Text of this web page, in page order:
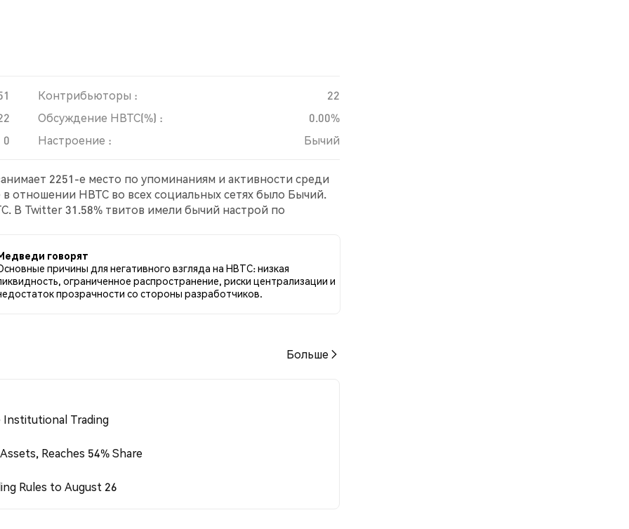
Контрибьюторы :
22
Обсуждение HBTC(%) :
0.00%
0 Настроение : Бычий
2251-е место по упоминаниям и активности среди
отношении HBTC во всех социальных сетях было Бычий.
В Twitter 31.58% твитов имели бычий настрой по
говорят
причины для негативного взгляда на HBTC: низкая
ограниченное распространение, риски централизации и
прозрачности со стороны разработчиков.
Больше
Institutional Trading
Reaches 54% Share
Rules to August 26